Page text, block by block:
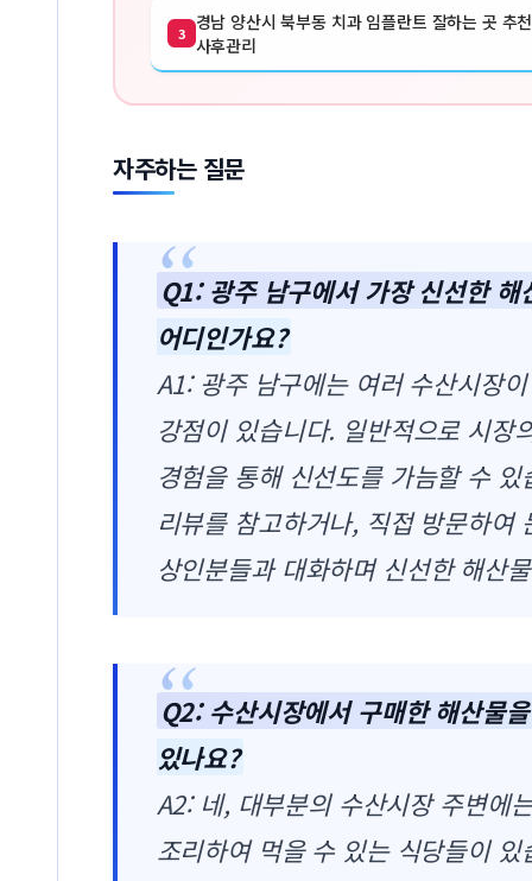
3 경남 양산시 북부동 치과 임플란트 잘하는 곳 추
사후관리
자주하는 질문
Q1: 광주 남구에서 가장 신선한
어디인가요?
A1: 광주 남구에는 여러 수산시장
강점이 있습니다. 일반적으로 시장
경험을 통해 신선도를 가늠할 수
리뷰를 참고하거나, 직접 방문하여
상인분들과 대화하며 신선한 해산
Q2: 수산시장에서 구매한 해산물
있나요?
A2: 네, 대부분의 수산시장 주변에
조리하여 먹을 수 있는 식당들이